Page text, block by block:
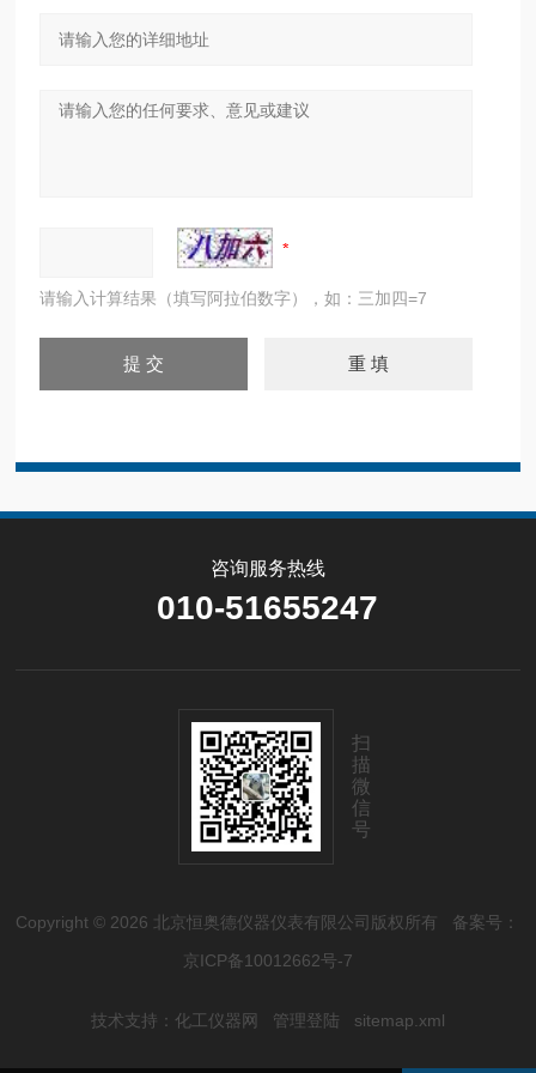
请输入计算结果（填写阿拉伯数字），如：三加四=7
咨询服务热线
010-51655247
扫
描
微
信
号
Copyright © 2026 北京恒奥德仪器仪表有限公司版权所有 备案号：
京ICP备10012662号-7
技术支持： 化工仪器网 管理登陆 sitemap.xml